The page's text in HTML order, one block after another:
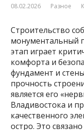
08.02.2026 Разное
Строительство
монументальный
этап играет
комфорта и
фундамент и
прочность
является его
Владивостока и
качественного
остро. Это